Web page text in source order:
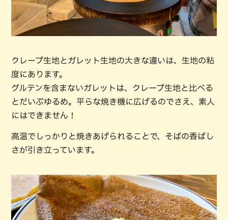
クレープ生地とガレット生地の大きな違いは、生地の粘
度にあります。
グルテンを含まないガレットは、クレープ生地と比べる
とだいぶゆるめ。平らな焼き機に広げるのでさえ、素人
にはできません！
高温でしっかりと焼きあげられることで、そばの香ばし
さが引き立っています。